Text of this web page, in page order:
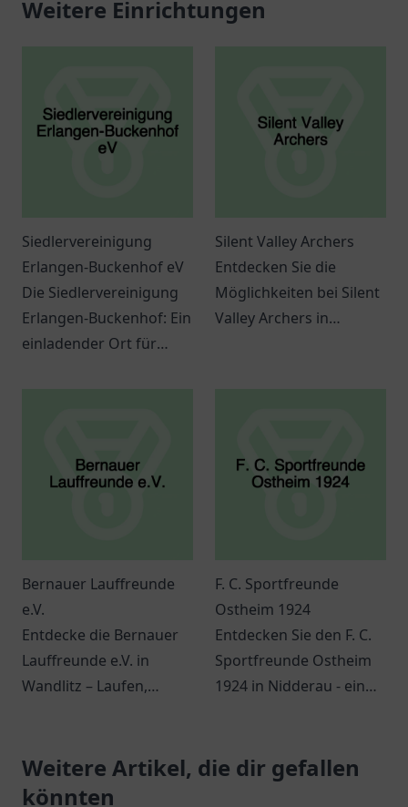
Weitere Einrichtungen
Siedlervereinigung
Erlangen-Buckenhof eV
Die Siedlervereinigung
Erlangen-Buckenhof: Ein
einladender Ort für
Silent Valley Archers
Entdecken Sie die
Möglichkeiten bei Silent
Valley Archers in
Bernauer Lauffreunde
e.V.
Entdecke die Bernauer
Lauffreunde e.V. in
Wandlitz – Laufen,
dich jetzt an.
F. C. Sportfreunde
Ostheim 1924
Entdecken Sie den F. C.
Sportfreunde Ostheim
1924 in Nidderau - ein
innovative
Veranstaltungen.
Weitere Artikel, die dir gefallen
könnten